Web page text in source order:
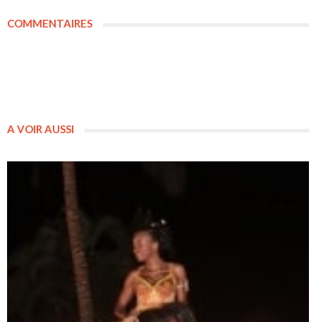
COMMENTAIRES
A VOIR AUSSI